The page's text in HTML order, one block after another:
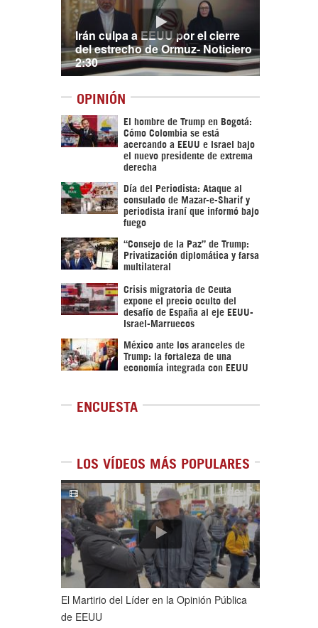
Irán culpa a EEUU por el cierre
del estrecho de Ormuz- Noticiero
2:30
OPINIÓN
El hombre de Trump en Bogotá:
Cómo Colombia se está
acercando a EEUU e Israel bajo
el nuevo presidente de extrema
derecha
Día del Periodista: Ataque al
consulado de Mazar-e-Sharif y
periodista iraní que informó bajo
fuego
“Consejo de la Paz” de Trump:
Privatización diplomática y farsa
multilateral
Crisis migratoria de Ceuta
expone el precio oculto del
desafío de España al eje EEUU-
Israel-Marruecos
México ante los aranceles de
Trump: la fortaleza de una
economía integrada con EEUU
ENCUESTA
LOS VÍDEOS MÁS POPULARES
1de5
El Martirio del Líder en la Opinión Pública
de EEUU